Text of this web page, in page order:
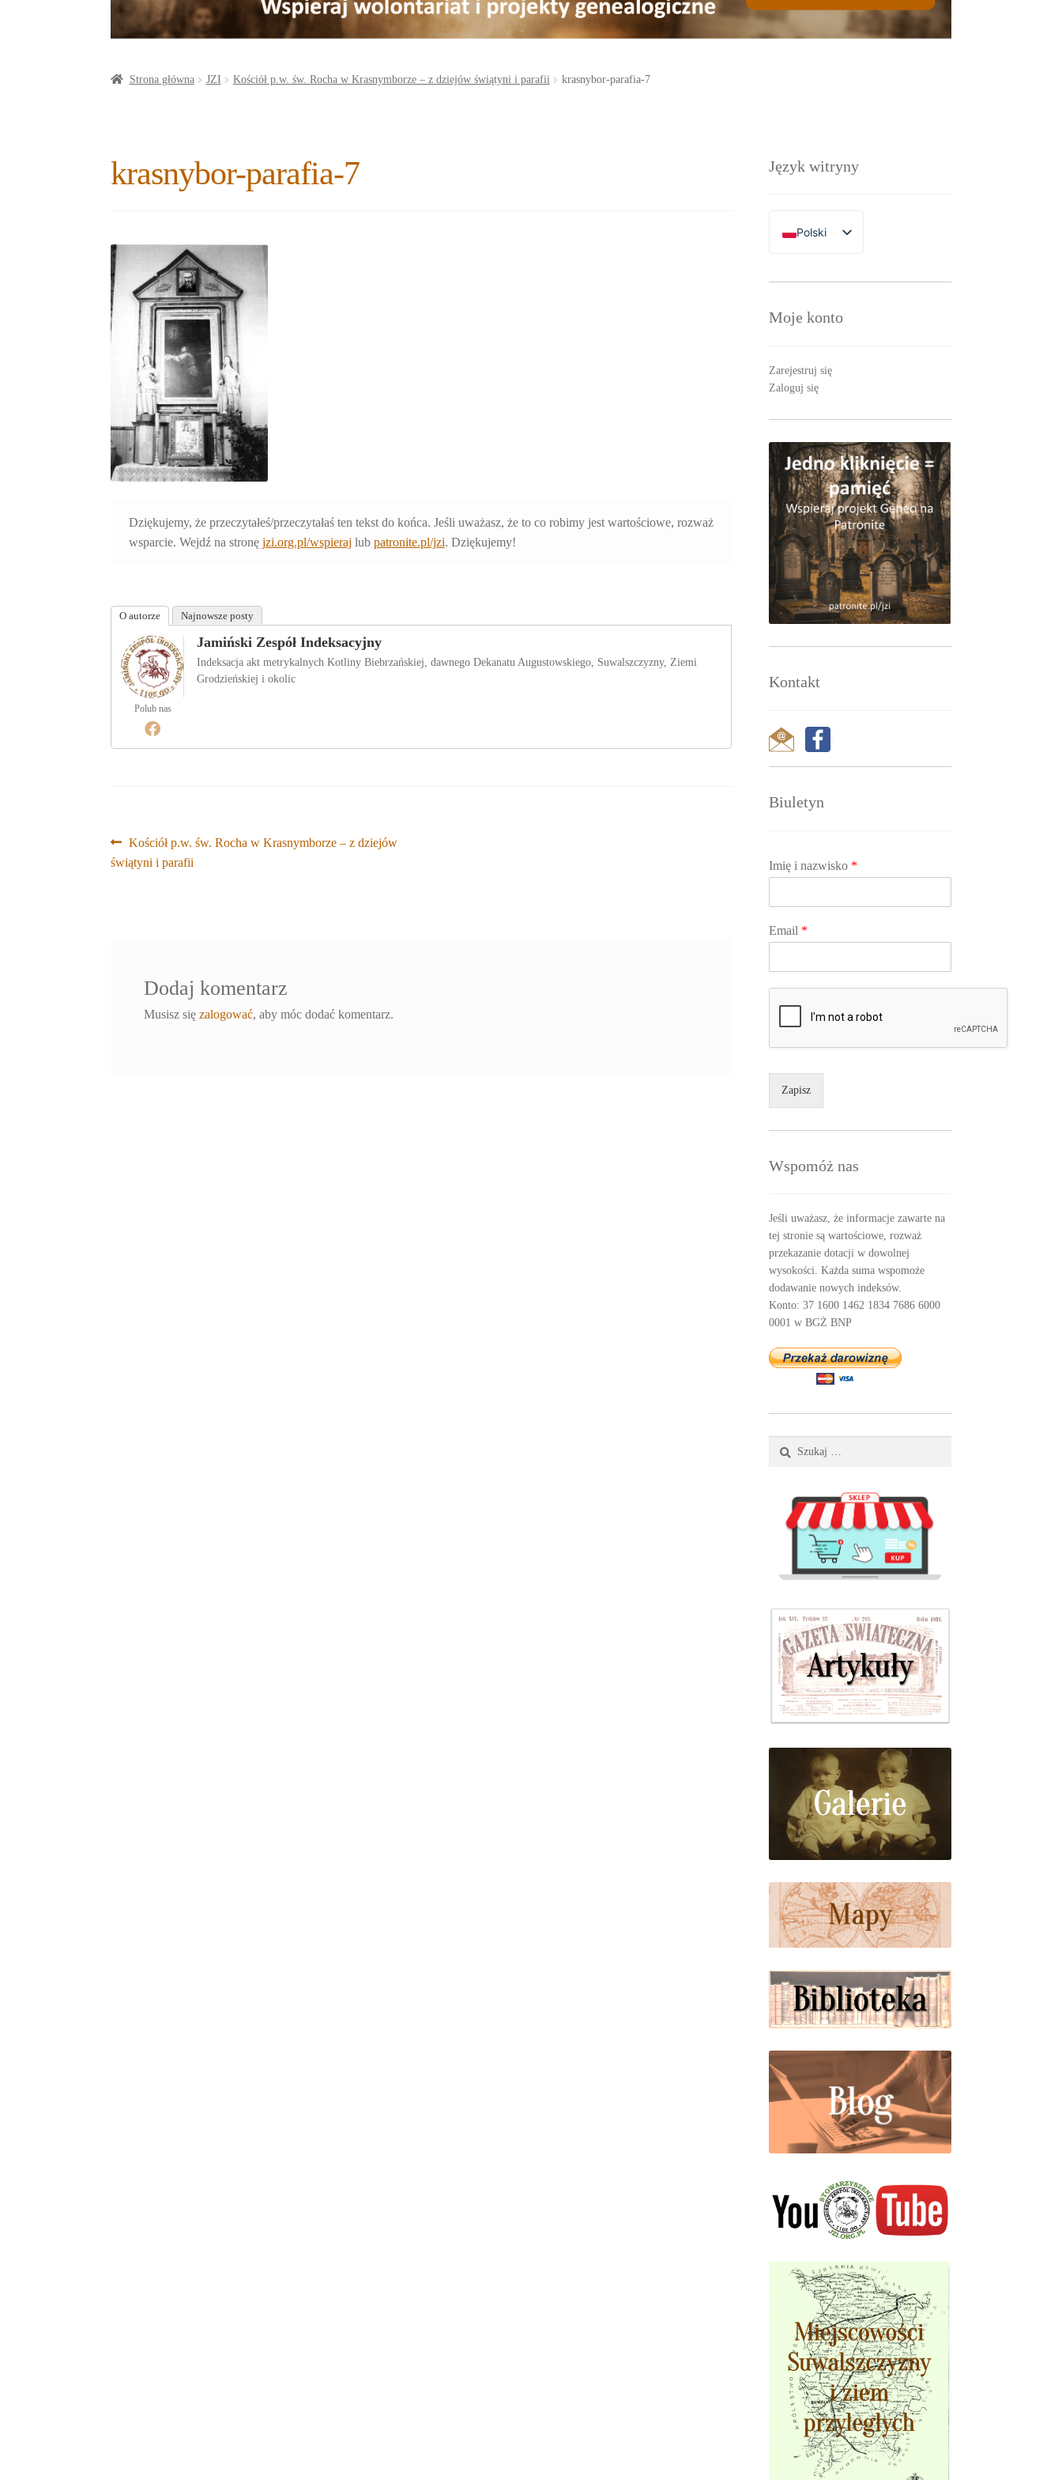
Strona główna JZI Kościół p.w. św. Rocha w Krasnymborze – z dziejów świątyni i parafii krasnybor-parafia-7
krasnybor-parafia-7
Dziękujemy, że przeczytałeś/przeczytałaś ten tekst do końca. Jeśli uważasz, że to co robimy jest wartościowe, rozważ
wsparcie. Wejdź na stronę jzi.org.pl/wspieraj lub patronite.pl/jzi. Dziękujemy!
O autorze Najnowsze posty
Polub nas
Jamiński Zespół Indeksacyjny
Indeksacja akt metrykalnych Kotliny Biebrzańskiej, dawnego Dekanatu Augustowskiego, Suwalszczyzny, Ziemi
Grodzieńskiej i okolic
Nawigacja
wpisu
Poprzedni
wpis:
Kościół p.w. św. Rocha w Krasnymborze – z dziejów
świątyni i parafii
Dodaj komentarz
Musisz się zalogować, aby móc dodać komentarz.
Język witryny
Polski
English
Moje konto
Zarejestruj się
Zaloguj się
Kontakt
Biuletyn
Imię i nazwisko *
Email *
Zapisz
Wspomóż nas
Jeśli uważasz, że informacje zawarte na
tej stronie są wartościowe, rozważ
przekazanie dotacji w dowolnej
wysokości. Każda suma wspomoże
dodawanie nowych indeksów.
Konto: 37 1600 1462 1834 7686 6000
0001 w BGŻ BNP